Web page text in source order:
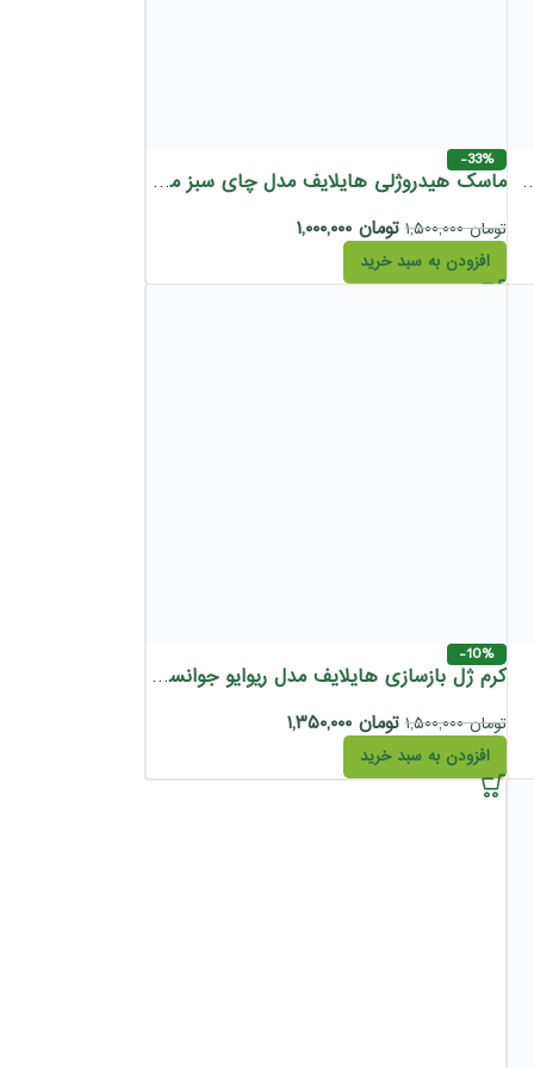
هایلایف 300 گرم
-33%
ماسک هیدروژلی هایلایف مدل چای سبز مناسب انواع پوست 300 گرم
تومان۱,۵۰۰,۰۰۰ تومان ۱,۰۰۰,۰۰۰
افزودن به سبد خرید
-10%
کرم ژل بازسازی هایلایف مدل ریوایو جوانساز و مناسب انواع پوست 200 میل
تومان۱,۵۰۰,۰۰۰ تومان ۱,۳۵۰,۰۰۰
افزودن به سبد خرید